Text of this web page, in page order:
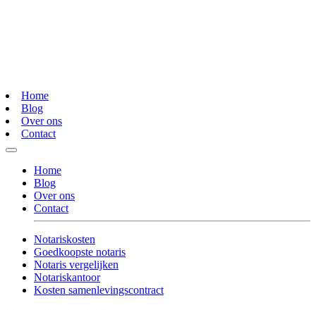
Home
Blog
Over ons
Contact
Home
Blog
Over ons
Contact
Notariskosten
Goedkoopste notaris
Notaris vergelijken
Notariskantoor
Kosten samenlevingscontract